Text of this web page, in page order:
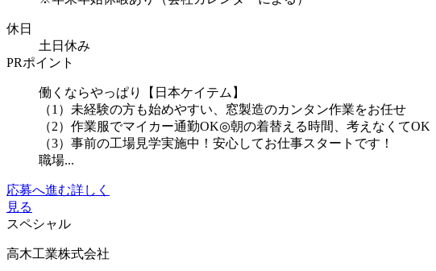
休日
土日休み
PRポイント
働くならやっぱり【日本ケイテム】
（1）未経験の方も始めやすい、窓製造のカンタン作業をお任せ
（2）作業服でマイカー通勤OK◎朝の着替える時間、考えなくてOK
（3）事前の工場見学実施中！安心してお仕事スタートです！
職場...
応募へ進む詳しく
見る
スペシャル
高木工業株式会社